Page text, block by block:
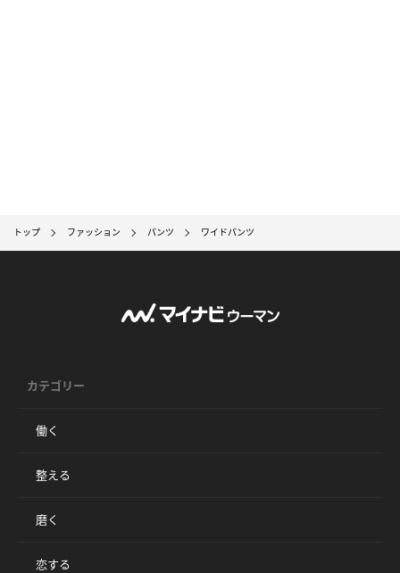
トップ ファッション パンツ ワイドパンツ
カテゴリー
働く
整える
磨く
恋する